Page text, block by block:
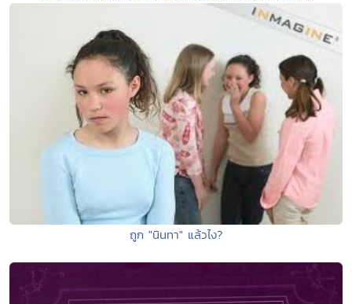
ถูก "นินทา" แล้วไง?